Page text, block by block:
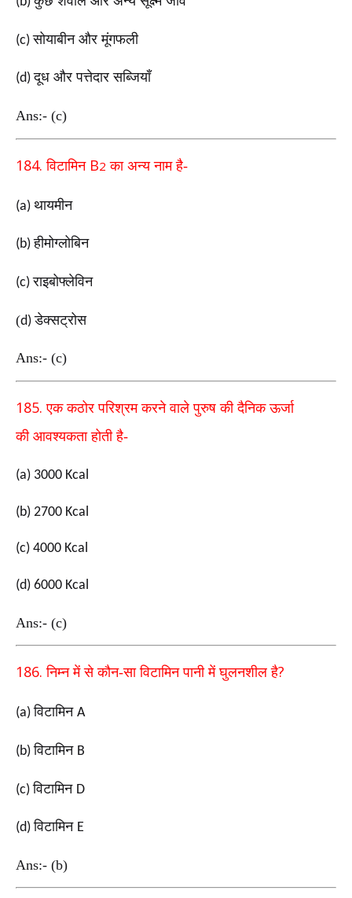
(c)सोयाबीन और मूंगफली
(d)दूध और पत्तेदार सब्जियाँ
Ans:- (c)
184.विटामिन B2 का अन्य नाम है-
(a) थायमीन
(b)हीमोग्लोबिन
(c)राइबोफ्लेविन
(d)डेक्सट्रोस
Ans:- (c)
185.एक कठोर परिश्रम करने वाले पुरुष की दैनिक ऊर्जा
की आवश्यकता होती है-
(a) 3000 Kcal
(b) 2700 Kcal
(c) 4000 Kcal
(d) 6000 Kcal
Ans:- (c)
186.निम्न में से कौन-सा विटामिन पानी में घुलनशील है?
(a)विटामिन A
(b)विटामिन B
(c)विटामिन D
(d)विटामिन E
Ans:- (b)